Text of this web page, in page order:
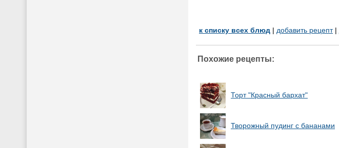
к списку всех блюд | добавить рецепт|
Похожие рецепты:
Торт "Красный бархат"
Творожный пудинг с бананами